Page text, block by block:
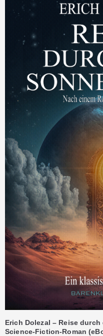
Erich Dolezal – Reise
Science-Fiction-Roman